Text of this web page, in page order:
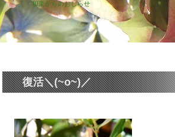
和楽からのおしらせ
復活＼(~o~)／